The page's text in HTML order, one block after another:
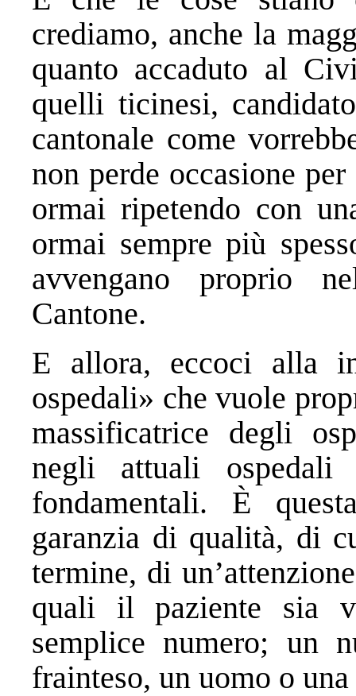
crediamo, anche la
quanto accaduto al
quelli ticinesi,
cantonale come
non perde occasione
ormai ripetendo con
ormai sempre più
avvengano proprio
Cantone.
E allora, eccoci alla
ospedali» che vuole
massificatrice degli
negli attuali
fondamentali. È
garanzia di qualità, di
termine, di
quali il paziente sia
semplice numero; un
frainteso, un uomo o